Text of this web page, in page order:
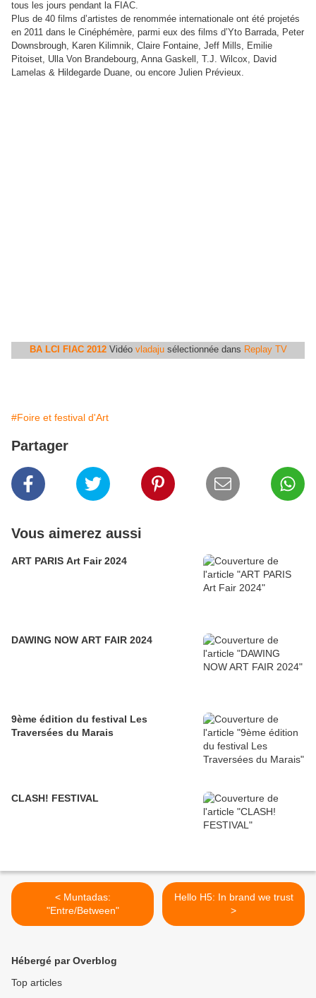
tous les jours pendant la FIAC.
Plus de 40 films d’artistes de renommée internationale ont été projetés
en 2011 dans le Cinéphémère, parmi eux des films d’Yto Barrada, Peter
Downsbrough, Karen Kilimnik, Claire Fontaine, Jeff Mills, Emilie
Pitoiset, Ulla Von Brandebourg, Anna Gaskell, T.J. Wilcox, David
Lamelas & Hildegarde Duane, ou encore Julien Prévieux.
BA LCI FIAC 2012Vidéo vladajusélectionnée dans Replay TV
#Foire et festival d'Art
Partager
Vous aimerez aussi
ART PARIS Art Fair 2024
DAWING NOW ART FAIR 2024
9ème édition du festival Les
Traversées du Marais
CLASH! FESTIVAL
< Muntadas:
"Entre/Between"
Hello H5: In brand we trust
>
Hébergé par Overblog
Top articles